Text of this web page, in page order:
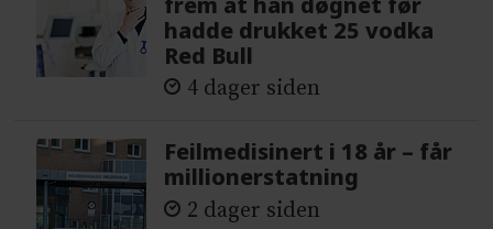
hadde drukket 25 vodka
Red Bull
4 dager siden
Feilmedisinert i 18 år – får
millionerstatning
2 dager siden